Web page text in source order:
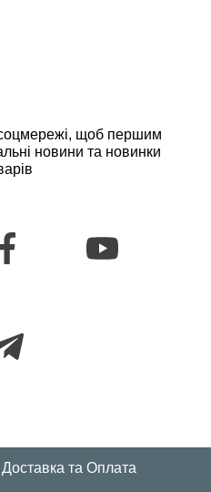
щоб першим
новини та новинки
Доставка та Оплата